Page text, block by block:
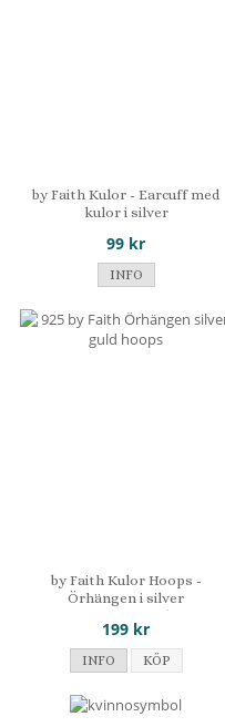
by Faith Kulor - Earcuff med
kulor i silver
99 kr
INFO
by Faith Kulor Hoops -
Örhängen i silver
Droppformade
199 kr
INFO KÖP